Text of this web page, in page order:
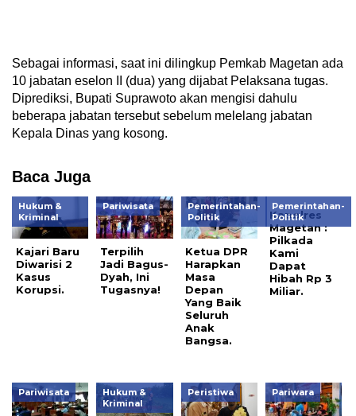
Sebagai informasi, saat ini dilingkup Pemkab Magetan ada
10 jabatan eselon II (dua) yang dijabat Pelaksana tugas.
Diprediksi, Bupati Suprawoto akan mengisi dahulu
beberapa jabatan tersebut sebelum melelang jabatan
Kepala Dinas yang kosong.
Baca Juga
Hukum &
Kriminal
Kajari Baru
Diwarisi 2
Kasus
Korupsi.
Pariwisata
Terpilih
Jadi Bagus-
Dyah, Ini
Tugasnya!
Pemerintahan-
Politik
Ketua DPR
Harapkan
Masa
Depan
Yang Baik
Seluruh
Anak
Bangsa.
Pemerintahan-
Politik
Kapolres
Magetan :
Pilkada
Kami
Dapat
Hibah Rp 3
Miliar.
Pariwisata
Hukum &
Kriminal
Peristiwa Pariwara